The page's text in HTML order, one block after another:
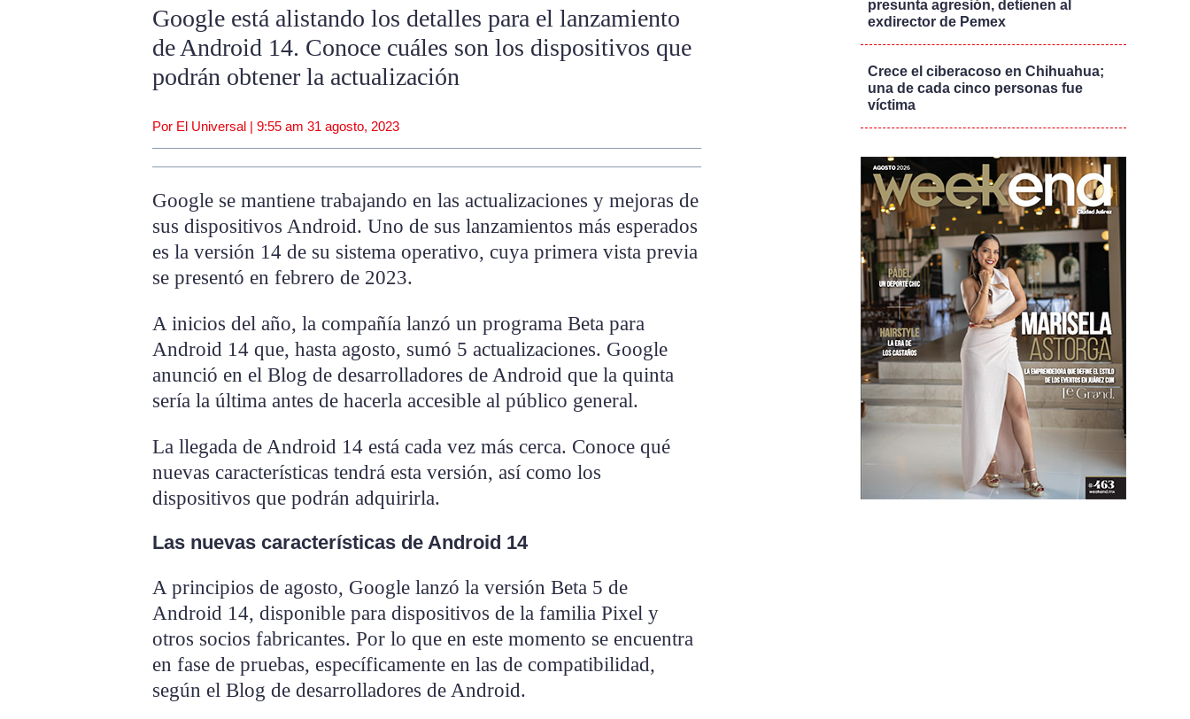
Google está alistando los detalles para el lanzamiento
de Android 14. Conoce cuáles son los dispositivos que
podrán obtener la actualización
Por El Universal | 9:55 am 31 agosto, 2023
Google se mantiene trabajando en las actualizaciones y mejoras de
sus dispositivos Android. Uno de sus lanzamientos más esperados
es la versión 14 de su sistema operativo, cuya primera vista previa
se presentó en febrero de 2023.
A inicios del año, la compañía lanzó un programa Beta para
Android 14 que, hasta agosto, sumó 5 actualizaciones. Google
anunció en el Blog de desarrolladores de Android que la quinta
sería la última antes de hacerla accesible al público general.
La llegada de Android 14 está cada vez más cerca. Conoce qué
nuevas características tendrá esta versión, así como los
dispositivos que podrán adquirirla.
Las nuevas características de Android 14
A principios de agosto, Google lanzó la versión Beta 5 de
Android 14, disponible para dispositivos de la familia Pixel y
otros socios fabricantes. Por lo que en este momento se encuentra
en fase de pruebas, específicamente en las de compatibilidad,
según el Blog de desarrolladores de Android.
presunta agresión, detienen al
exdirector de Pemex
Crece el ciberacoso en Chihuahua;
una de cada cinco personas fue
víctima